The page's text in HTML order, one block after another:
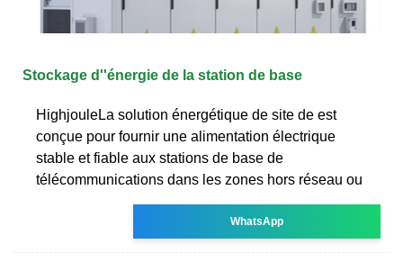
Stockage d''énergie de la station de base
HighjouleLa solution énergétique de site de est
conçue pour fournir une alimentation électrique
stable et fiable aux stations de base de
télécommunications dans les zones hors réseau ou
WhatsApp